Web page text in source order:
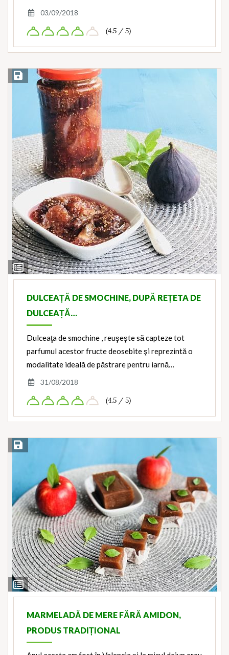
03/09/2018
(4.5 / 5)
View
Ingredients
Save Recipe
DULCEAȚĂ DE SMOCHINE, DUPĂ REȚETA DE
DULCEAȚĂ…
Dulceaţa de smochine , reuşeşte să capteze tot
parfumul acestor fructe deosebite şi reprezintă o
modalitate ideală de păstrare pentru iarnă…
31/08/2018
(4.5 / 5)
View
Ingredients
Save Recipe
MARMELADĂ DE MERE FĂRĂ AMIDON,
PRODUS TRADIȚIONAL